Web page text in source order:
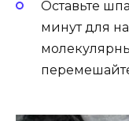
Оставьте
минут для